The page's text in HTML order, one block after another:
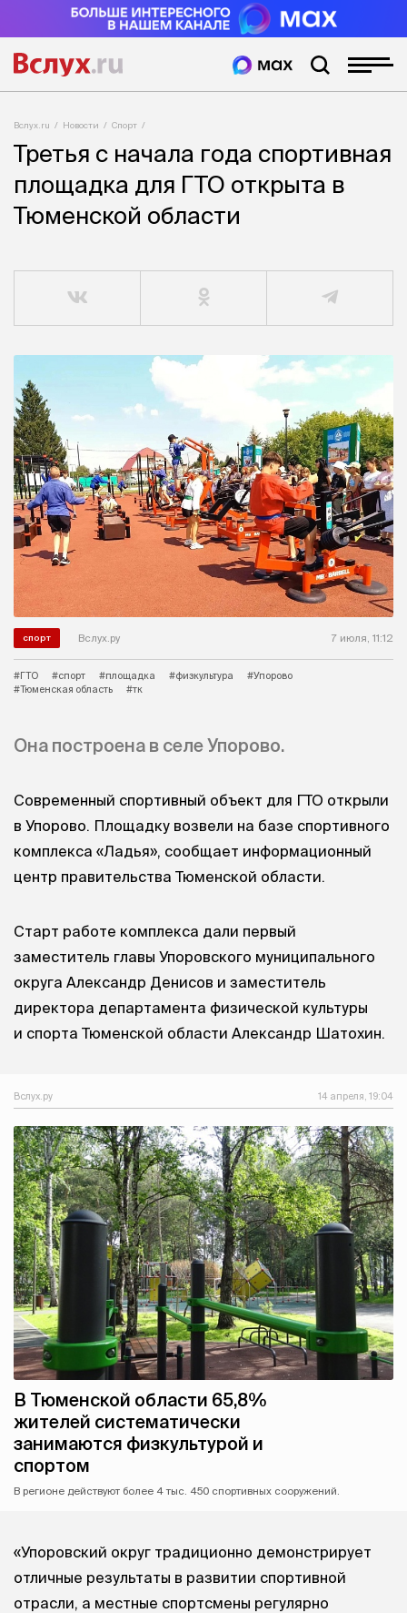
Вслух.ru Новости Спорт
Третья с начала года спортивная
площадка для ГТО открыта в
Тюменской области
спорт Вслух.ру 7 июля, 11:12
#ГТО #спорт #площадка #физкультура
#Упорово
#Тюменская область
#тк
Она построена в селе Упорово.
Современный спортивный объект для ГТО открыли
в Упорово. Площадку возвели на базе спортивного
комплекса «Ладья», сообщает информационный
центр правительства Тюменской области.
Старт работе комплекса дали первый
заместитель главы Упоровского муниципального
округа Александр Денисов и заместитель
директора департамента физической культуры
и спорта Тюменской области Александр Шатохин.
Вслух.ру 14 апреля, 19:04
В Тюменской области 65,8%
жителей систематически
занимаются физкультурой и
спортом
В регионе действуют более 4 тыс. 450 спортивных сооружений.
«Упоровский округ традиционно демонстрирует
отличные результаты в развитии спортивной
отрасли, а местные спортсмены регулярно